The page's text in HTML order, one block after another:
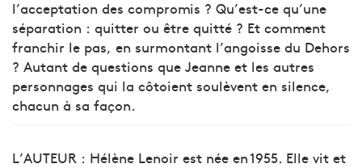
l’acceptation des compromis ? Qu’est-ce qu’une
séparation : quitter ou être quitté ? Et comment
franchir le pas, en surmontant l’angoisse du Dehors
? Autant de questions que Jeanne et les autres
personnages qui la côtoient soulèvent en silence,
chacun à sa façon.
L’AUTEUR : Hélène Lenoir est née en 1955. Elle vit et